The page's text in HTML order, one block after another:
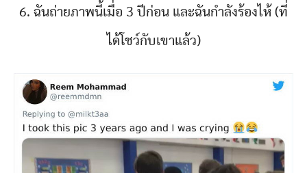
6. ฉันถ่ายภาพนี้เมื่อ 3 ปีก่อน และฉันกำลังร้องไห้ (ที่
ได้โชว์กับเขาแล้ว)